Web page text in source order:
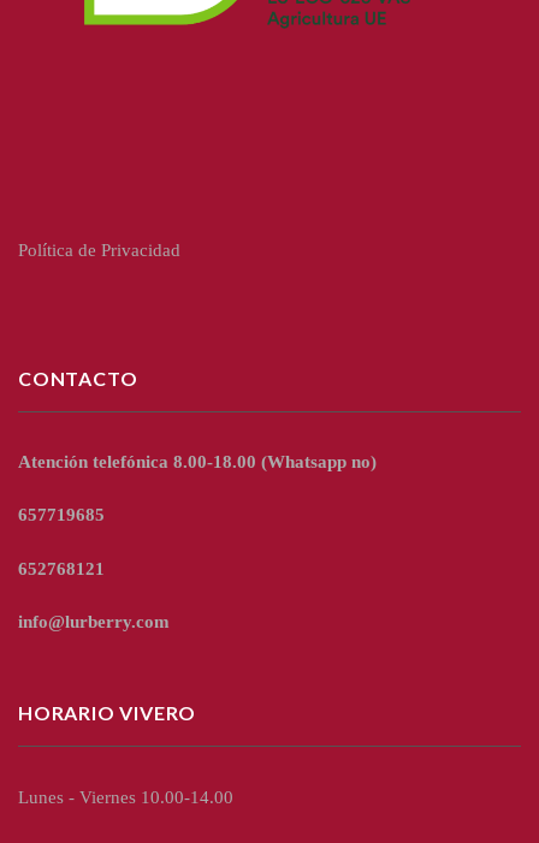
Política de Privacidad
CONTACTO
Atención telefónica 8.00-18.00 (Whatsapp no)
657719685
652768121
info@lurberry.com
HORARIO VIVERO
Lunes - Viernes 10.00-14.00